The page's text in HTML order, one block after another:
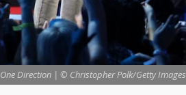
One Direction | © Christopher Polk/Getty Images